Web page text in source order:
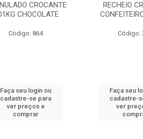
CROCANTE
CHOCOLATE
Código: 864
Faça seu login ou
cadastre-se para
ver preços e
comprar
RECHEIO
Código:
Faça seu
cadastre-
ver